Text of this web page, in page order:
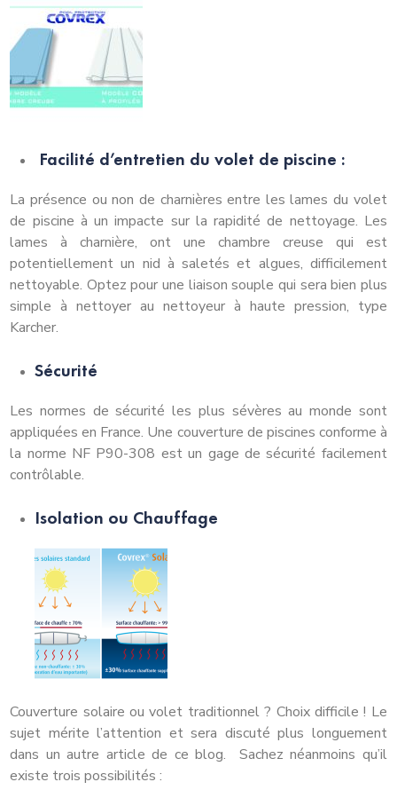
Facilité d’entretien du volet de piscine :
La présence ou non de charnières entre les lames du volet
de piscine à un impacte sur la rapidité de nettoyage. Les
lames à charnière, ont une chambre creuse qui est
potentiellement un nid à saletés et algues, difficilement
nettoyable. Optez pour une liaison souple qui sera bien plus
simple à nettoyer au nettoyeur à haute pression, type
Karcher.
Sécurité
Les normes de sécurité les plus sévères au monde sont
appliquées en France. Une couverture de piscines conforme à
la norme NF P90-308 est un gage de sécurité facilement
contrôlable.
Isolation ou Chauffage
Couverture solaire ou volet traditionnel ? Choix difficile ! Le
sujet mérite l’attention et sera discuté plus longuement
dans un autre article de ce blog. Sachez néanmoins qu’il
existe trois possibilités :